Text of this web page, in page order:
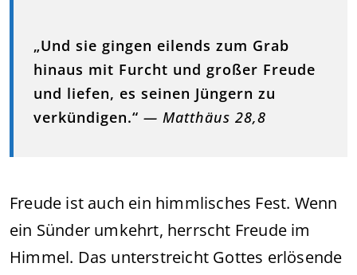
„Und sie gingen eilends zum Grab
hinaus mit Furcht und großer Freude
und liefen, es seinen Jüngern zu
verkündigen.“ — Matthäus 28,8
Freude ist auch ein himmlisches Fest. Wenn
ein Sünder umkehrt, herrscht Freude im
Himmel. Das unterstreicht Gottes erlösende